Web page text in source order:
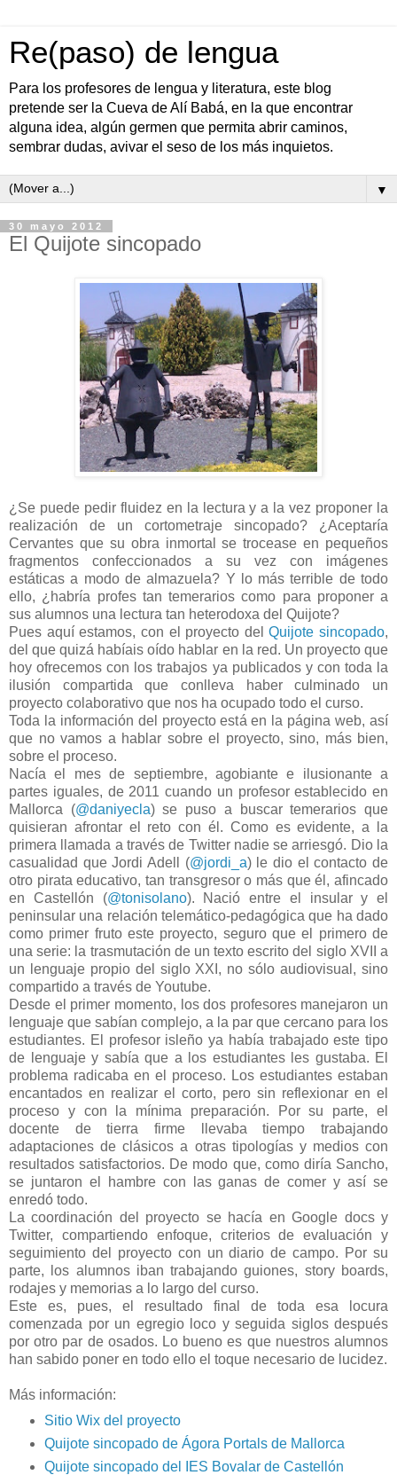
Re(paso) de lengua
Para los profesores de lengua y literatura, este blog
pretende ser la Cueva de Alí Babá, en la que encontrar
alguna idea, algún germen que permita abrir caminos,
sembrar dudas, avivar el seso de los más inquietos.
▼
30 mayo 2012
El Quijote sincopado
¿Se puede pedir fluidez en la lectura y a la vez proponer la
realización de un cortometraje sincopado? ¿Aceptaría
Cervantes que su obra inmortal se trocease en pequeños
fragmentos confeccionados a su vez con imágenes
estáticas a modo de almazuela? Y lo más terrible de todo
ello, ¿habría profes tan temerarios como para proponer a
sus alumnos una lectura tan heterodoxa del Quijote?
Pues aquí estamos, con el proyecto delQuijote sincopado,
del que quizá habíais oído hablar en la red. Un proyecto que
hoy ofrecemos con los trabajos ya publicados y con toda la
ilusión compartida que conlleva haber culminado un
proyecto colaborativo que nos ha ocupado todo el curso.
Toda la información del proyecto está en la página web, así
que no vamos a hablar sobre el proyecto, sino, más bien,
sobre el proceso.
Nacía el mes de septiembre, agobiante e ilusionante a
partes iguales, de 2011 cuando un profesor establecido en
Mallorca (@daniyecla) se puso a buscar temerarios que
quisieran afrontar el reto con él. Como es evidente, a la
primera llamada a través de Twitter nadie se arriesgó. Dio la
casualidad que Jordi Adell (@jordi_a) le dio el contacto de
otro pirata educativo, tan transgresor o más que él, afincado
en Castellón (@tonisolano). Nació entre el insular y el
peninsular una relación telemático-pedagógica que ha dado
como primer fruto este proyecto, seguro que el primero de
una serie: la trasmutación de un texto escrito del siglo XVII a
un lenguaje propio del siglo XXI, no sólo audiovisual, sino
compartido a través de Youtube.
Desde el primer momento, los dos profesores manejaron un
lenguaje que sabían complejo, a la par que cercano para los
estudiantes. El profesor isleño ya había trabajado este tipo
de lenguaje y sabía que a los estudiantes les gustaba. El
problema radicaba en el proceso. Los estudiantes estaban
encantados en realizar el corto, pero sin reflexionar en el
proceso y con la mínima preparación. Por su parte, el
docente de tierra firme llevaba tiempo trabajando
adaptaciones de clásicos a otras tipologías y medios con
resultados satisfactorios. De modo que, como diría Sancho,
se juntaron el hambre con las ganas de comer y así se
enredó todo.
La coordinación del proyecto se hacía en Google docs y
Twitter, compartiendo enfoque, criterios de evaluación y
seguimiento del proyecto con un diario de campo. Por su
parte, los alumnos iban trabajando guiones, story boards,
rodajes y memorias a lo largo del curso.
Este es, pues, el resultado final de toda esa locura
comenzada por un egregio loco y seguida siglos después
por otro par de osados. Lo bueno es que nuestros alumnos
han sabido poner en todo ello el toque necesario de lucidez.
Más información:
Sitio Wix del proyecto
Quijote sincopado de Ágora Portals de Mallorca
Quijote sincopado del IES Bovalar de Castellón